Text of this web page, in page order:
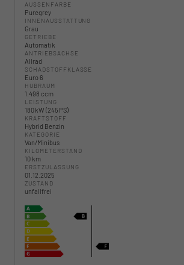
AUSSENFARBE
Puregrey
INNENAUSSTATTUNG
Grau
GETRIEBE
Automatik
ANTRIEBSACHSE
Allrad
SCHADSTOFFKLASSE
Euro 6
HUBRAUM
1.498 ccm
LEISTUNG
180 kW (245 PS)
KRAFTSTOFF
Hybrid Benzin
KATEGORIE
Van/Minibus
KILOMETERSTAND
10 km
ERSTZULASSUNG
01.12.2025
ZUSTAND
unfallfrei